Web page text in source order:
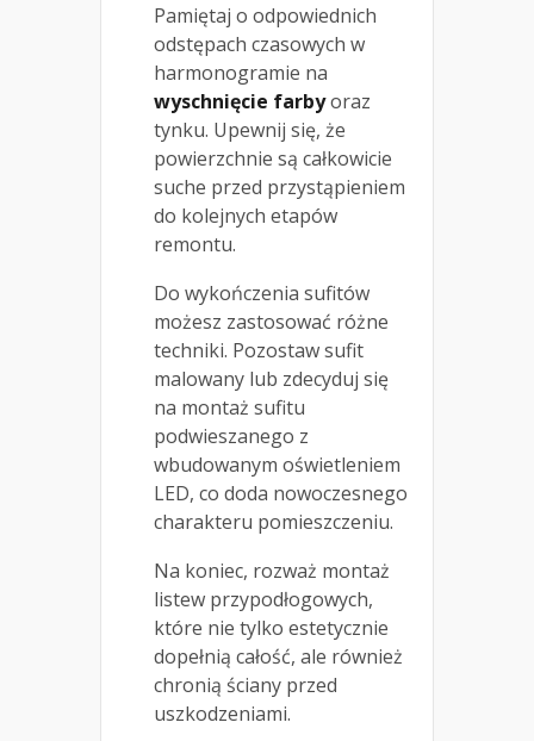
Pamiętaj o odpowiednich
odstępach czasowych w
harmonogramie na
wyschnięcie farbyoraz
tynku. Upewnij się, że
powierzchnie są całkowicie
suche przed przystąpieniem
do kolejnych etapów
remontu.
Do wykończenia sufitów
możesz zastosować różne
techniki. Pozostaw sufit
malowany lub zdecyduj się
na montaż sufitu
podwieszanego z
wbudowanym oświetleniem
LED, co doda nowoczesnego
charakteru pomieszczeniu.
Na koniec, rozważ montaż
listew przypodłogowych,
które nie tylko estetycznie
dopełnią całość, ale również
chronią ściany przed
uszkodzeniami.